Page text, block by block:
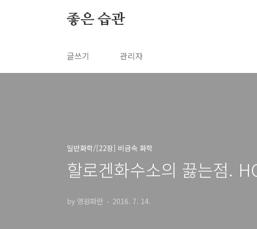
좋은 습관
글쓰기 관리자
일반화학/[22장] 비금속 화학
할로겐화수소의 끓는점.
by 영원파란 2016. 7. 14.